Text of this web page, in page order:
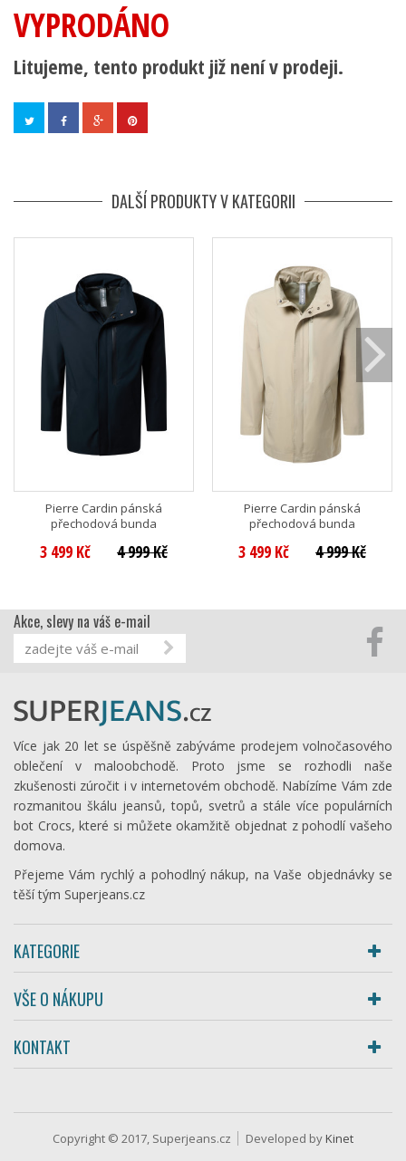
VYPRODÁNO
Litujeme, tento produkt již není v prodeji.
DALŠÍ PRODUKTY V KATEGORII
Pierre Cardin pánská
přechodová bunda
3 499 Kč 4 999 Kč
Pierre Cardin pánská
přechodová bunda
3 499 Kč 4 999 Kč
Akce, slevy na váš e-mail
Více jak 20 let se úspěšně zabýváme prodejem volnočasového
oblečení v maloobchodě. Proto jsme se rozhodli naše
zkušenosti zúročit i v internetovém obchodě. Nabízíme Vám zde
rozmanitou škálu jeansů, topů, svetrů a stále více populárních
bot Crocs, které si můžete okamžitě objednat z pohodlí vašeho
domova.
Přejeme Vám rychlý a pohodlný nákup, na Vaše objednávky se
těší tým Superjeans.cz
KATEGORIE
VŠE O NÁKUPU
KONTAKT
Copyright © 2017, Superjeans.cz Developed by Kinet